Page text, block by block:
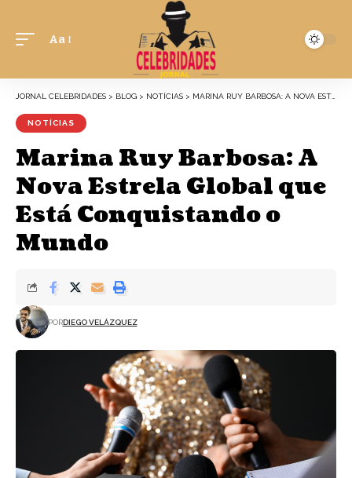
Aa
JORNAL CELEBRIDADES > BLOG > NOTÍCIAS > MARINA RUY BARBOSA: A NOVA ESTRELA GLOBAL QUE ESTÁ CONQUISTANDO O MUNDO
NOTÍCIAS
Marina Ruy Barbosa: A
Nova Estrela Global que
Está Conquistando o
Mundo
PORDIEGO VELÁZQUEZ